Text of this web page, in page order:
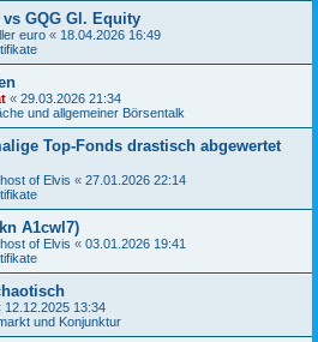
GQG Gl. Equity
euro « 18.04.2026 16:49
« 29.03.2026 21:34
und allgemeiner Börsentalk
Top-Fonds drastisch abgewertet
of Elvis « 27.01.2026 22:14
A1cwl7)
of Elvis « 03.01.2026 19:41
12.12.2025 13:34
und Konjunktur